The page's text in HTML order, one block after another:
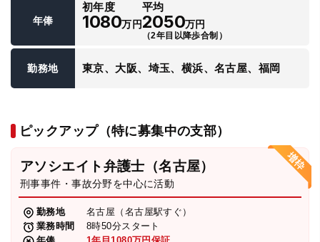
年俸
初年度
1080万円
平均
2050万円
（2年目以降歩合制）
勤務地 東京、大阪、埼玉、横浜、名古屋、福岡
ピックアップ（特に募集中の支部）
アソシエイト弁護士（名古屋）
刑事事件・事故分野を中心に活動
勤務地
名古屋（名古屋駅すぐ）
業務時間
8時50分スタート
弁護士・税理士
費用